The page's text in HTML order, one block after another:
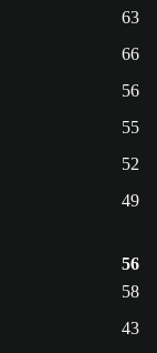
63
66
56
55
52
49
56
58
43